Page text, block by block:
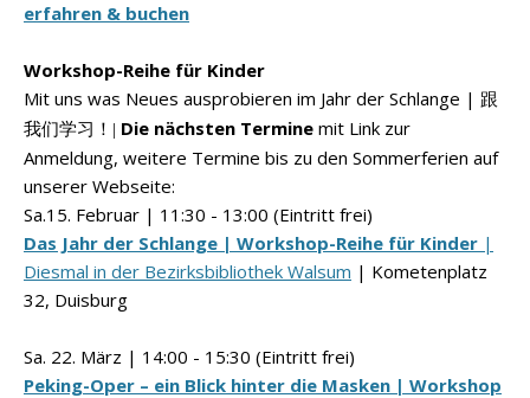
erfahren & buchen
Workshop-Reihe für Kinder
Mit uns was Neues ausprobieren im Jahr der Schlange | 跟
我们学习！| Die nächsten Termine mit Link zur
Anmeldung, weitere Termine bis zu den Sommerferien auf
unserer Webseite:
Sa.15. Februar | 11:30 - 13:00 (Eintritt frei)
Das Jahr der Schlange | Workshop-Reihe für Kinder |
Diesmal in der Bezirksbibliothek Walsum | Kometenplatz
32, Duisburg
Sa. 22. März | 14:00 - 15:30 (Eintritt frei)
Peking-Oper – ein Blick hinter die Masken | Workshop